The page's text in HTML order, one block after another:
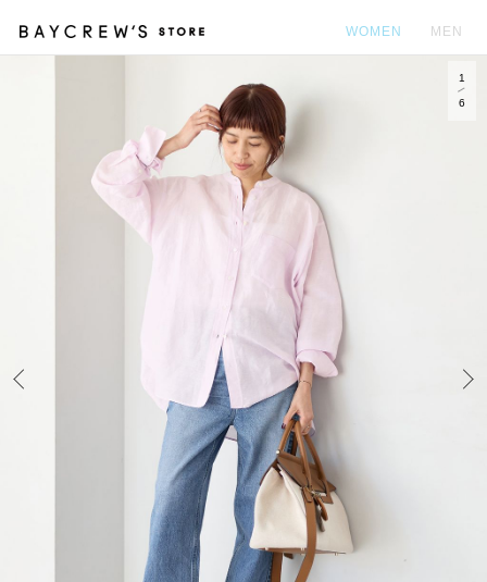
WOMEN MEN
1
6